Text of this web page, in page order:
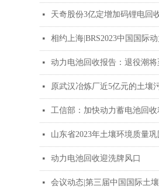
넷
넷
넷
넷
넷
넷
넷 动力电池回收迎洗牌风口
넷